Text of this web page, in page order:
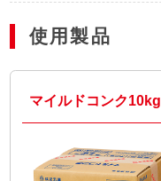
使用製品
マイルドコンク10kg